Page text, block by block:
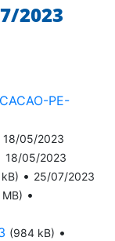
2023
PE-
18/05/2023
18/05/2023
• 25/07/2023
MB) •
(984 kB) •